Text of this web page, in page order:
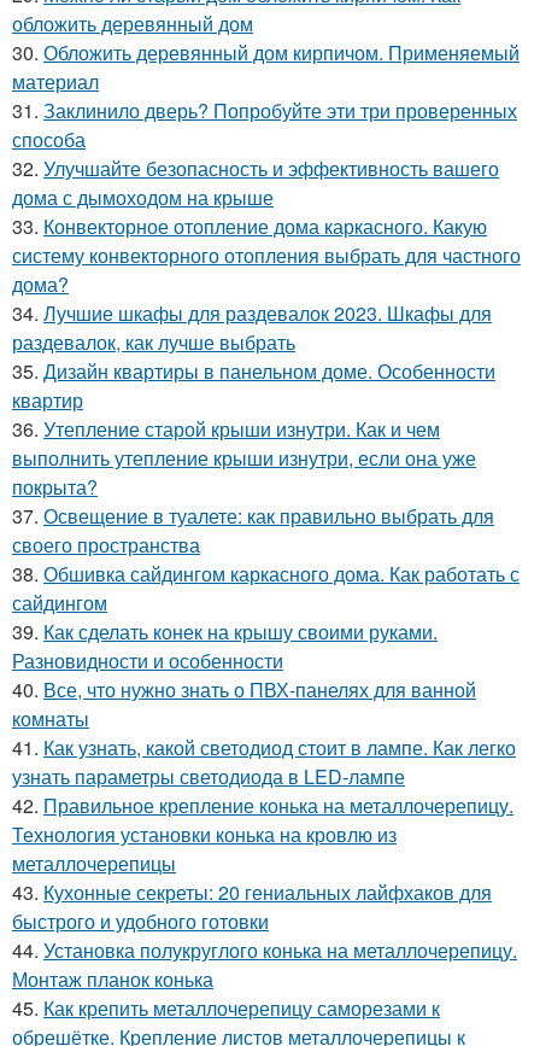
обложить деревянный дом
30. Обложить деревянный дом кирпичом. Применяемый
материал
31. Заклинило дверь? Попробуйте эти три проверенных
способа
32. Улучшайте безопасность и эффективность вашего
дома с дымоходом на крыше
33. Конвекторное отопление дома каркасного. Какую
систему конвекторного отопления выбрать для частного
дома?
34. Лучшие шкафы для раздевалок 2023. Шкафы для
раздевалок, как лучше выбрать
35. Дизайн квартиры в панельном доме. Особенности
квартир
36. Утепление старой крыши изнутри. Как и чем
выполнить утепление крыши изнутри, если она уже
покрыта?
37. Освещение в туалете: как правильно выбрать для
своего пространства
38. Обшивка сайдингом каркасного дома. Как работать с
сайдингом
39. Как сделать конек на крышу своими руками.
Разновидности и особенности
40. Все, что нужно знать о ПВХ-панелях для ванной
комнаты
41. Как узнать, какой светодиод стоит в лампе. Как легко
узнать параметры светодиода в LED-лампе
42. Правильное крепление конька на металлочерепицу.
Технология установки конька на кровлю из
металлочерепицы
43. Кухонные секреты: 20 гениальных лайфхаков для
быстрого и удобного готовки
44. Установка полукруглого конька на металлочерепицу.
Монтаж планок конька
45. Как крепить металлочерепицу саморезами к
обрешётке. Крепление листов металлочерепицы к